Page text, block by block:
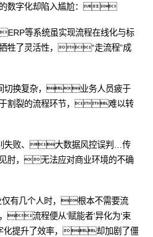
数字化却陷入尴尬：
等系统虽实现流程在线化与标
牲了灵活性，“走流程”成
切换复杂，业务人员疲于
割裂的流程环节，难以转
失败、大数据风控误判…传
肘，无法应对商业环境的不确
有几个人时，根本不需要流
流程便从‘赋能者’异化为‘束
化提升了效率，却加剧了僵